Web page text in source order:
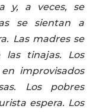
y, a veces, se
se sientan a
Las madres se
tinajas. Los
improvisados
Los pobres
espera. Los